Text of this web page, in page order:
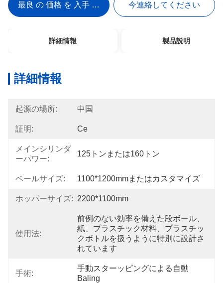
最良 の 価格 を 入手 する 今連絡してください
詳細情報 製品説明
詳細情報
起源の場所: 中国
証明: Ce
メインシリンダ
ーパワー:
125トンまたは160トン
ベールサイズ: 1100*1200mmまたはカスタマイズ
ホッパーサイズ: 2200*1100mm
使用法:
前例のない効率を備えた段ボール、
紙、プラスチック材料、プラスチッ
クボトルを扱うように特別に設計さ
れています
手術:
手動スターッピングによる自動
Baling